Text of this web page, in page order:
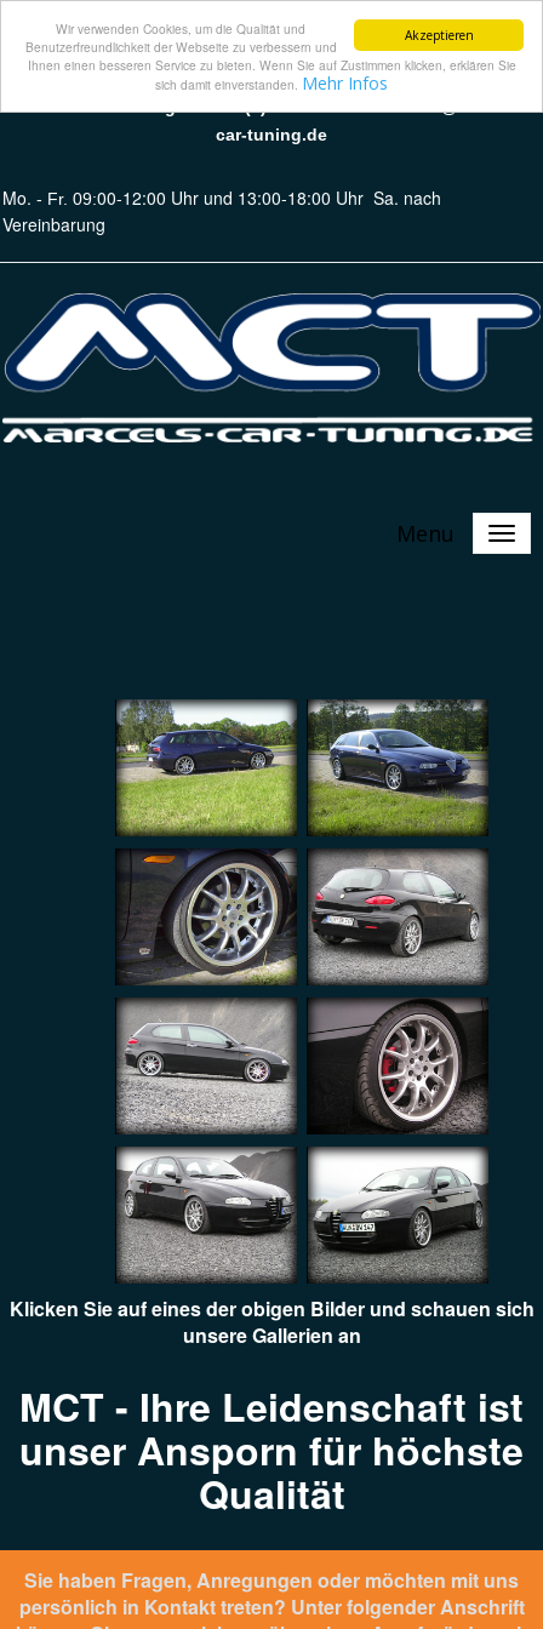
Akzeptieren
Wir verwenden Cookies, um die Qualität und
Benutzerfreundlichkeit der Webseite zu verbessern und
Ihnen einen besseren Service zu bieten. Wenn Sie auf Zustimmen klicken, erklären Sie
sich damit einverstanden. Mehr Infos
car-tuning.de
Mo. - Fr. 09:00-12:00 Uhr und 13:00-18:00 Uhr Sa. nach
Vereinbarung
Menu
Klicken Sie auf eines der obigen Bilder und schauen sich
unsere Gallerien an
MCT - Ihre Leidenschaft ist
unser Ansporn für höchste
Qualität
Sie haben Fragen, Anregungen oder möchten mit uns
persönlich in Kontakt treten? Unter folgender Anschrift